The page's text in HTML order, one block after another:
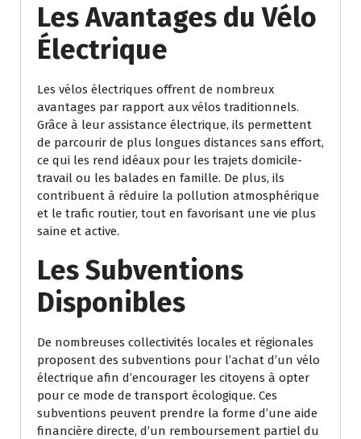
Les Avantages du Vélo
Électrique
Les vélos électriques offrent de nombreux
avantages par rapport aux vélos traditionnels.
Grâce à leur assistance électrique, ils permettent
de parcourir de plus longues distances sans effort,
ce qui les rend idéaux pour les trajets domicile-
travail ou les balades en famille. De plus, ils
contribuent à réduire la pollution atmosphérique
et le trafic routier, tout en favorisant une vie plus
saine et active.
Les Subventions
Disponibles
De nombreuses collectivités locales et régionales
proposent des subventions pour l’achat d’un vélo
électrique afin d’encourager les citoyens à opter
pour ce mode de transport écologique. Ces
subventions peuvent prendre la forme d’une aide
financière directe, d’un remboursement partiel du